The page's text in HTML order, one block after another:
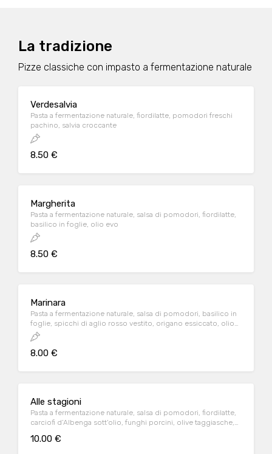
La tradizione
Pizze classiche con impasto a fermentazione naturale
Verdesalvia
Pasta a fermentazione naturale, fiordilatte, pomodori freschi
pachino, salvia croccante
8.50 €
Margherita
Pasta a fermentazione naturale, salsa di pomodori, fiordilatte,
basilico in foglie, olio evo
8.50 €
Marinara
Pasta a fermentazione naturale, salsa di pomodori, basilico in
foglie, spicchi di aglio rosso vestito, origano essiccato, olio
evo
8.00 €
Alle stagioni
Pasta a fermentazione naturale, salsa di pomodori, fiordilatte,
carciofi d’Albenga sott'olio, funghi porcini, olive taggiasche,
10.00 €